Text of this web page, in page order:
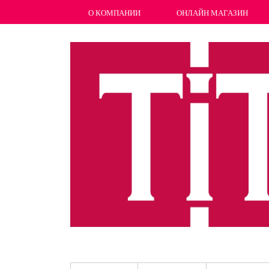
О КОМПАНИИ ОНЛАЙН МАГАЗИН